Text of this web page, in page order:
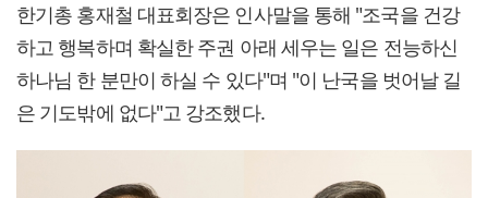
한기총 홍재철 대표회장은 인사말을 통해 "조국을 건강
하고 행복하며 확실한 주권 아래 세우는 일은 전능하신
하나님 한 분만이 하실 수 있다"며 "이 난국을 벗어날 길
은 기도밖에 없다"고 강조했다.